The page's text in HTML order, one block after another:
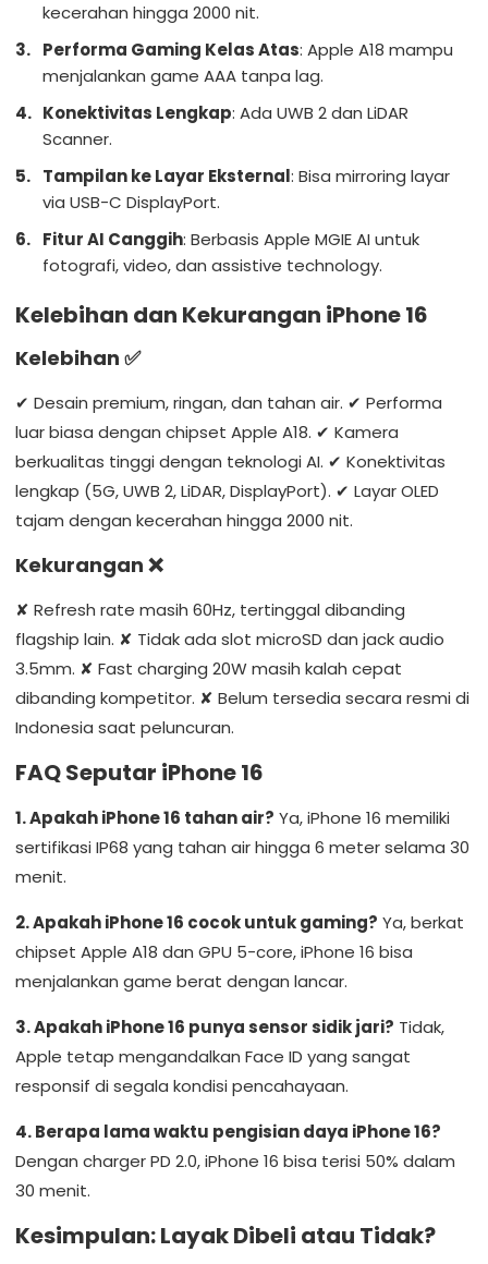
kecerahan hingga 2000 nit.
Performa Gaming Kelas Atas: Apple A18 mampu
menjalankan game AAA tanpa lag.
Konektivitas Lengkap: Ada UWB 2 dan LiDAR
Scanner.
Tampilan ke Layar Eksternal: Bisa mirroring layar
via USB-C DisplayPort.
Fitur AI Canggih: Berbasis Apple MGIE AI untuk
fotografi, video, dan assistive technology.
Kelebihan dan Kekurangan iPhone 16
Kelebihan ✅
✔ Desain premium, ringan, dan tahan air. ✔ Performa
luar biasa dengan chipset Apple A18. ✔ Kamera
berkualitas tinggi dengan teknologi AI. ✔ Konektivitas
lengkap (5G, UWB 2, LiDAR, DisplayPort). ✔ Layar OLED
tajam dengan kecerahan hingga 2000 nit.
Kekurangan ❌
✘ Refresh rate masih 60Hz, tertinggal dibanding
flagship lain. ✘ Tidak ada slot microSD dan jack audio
3.5mm. ✘ Fast charging 20W masih kalah cepat
dibanding kompetitor. ✘ Belum tersedia secara resmi di
Indonesia saat peluncuran.
FAQ Seputar iPhone 16
1. Apakah iPhone 16 tahan air? Ya, iPhone 16 memiliki
sertifikasi IP68 yang tahan air hingga 6 meter selama 30
menit.
2. Apakah iPhone 16 cocok untuk gaming? Ya, berkat
chipset Apple A18 dan GPU 5-core, iPhone 16 bisa
menjalankan game berat dengan lancar.
3. Apakah iPhone 16 punya sensor sidik jari? Tidak,
Apple tetap mengandalkan Face ID yang sangat
responsif di segala kondisi pencahayaan.
4. Berapa lama waktu pengisian daya iPhone 16?
Dengan charger PD 2.0, iPhone 16 bisa terisi 50% dalam
30 menit.
Kesimpulan: Layak Dibeli atau Tidak?